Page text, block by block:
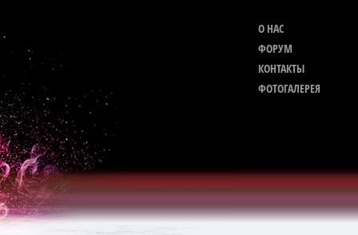
О НАС
ФОРУМ
КОНТАКТЫ
ФОТОГАЛЕРЕЯ